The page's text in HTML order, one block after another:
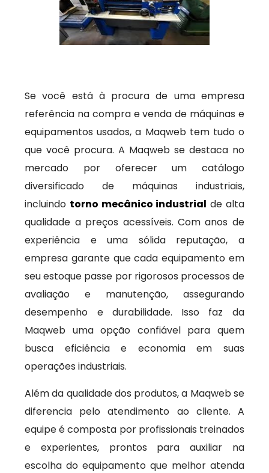
Se você está à procura de uma empresa
referência na compra e venda de máquinas e
equipamentos usados, a Maqweb tem tudo o
que você procura. A Maqweb se destaca no
mercado por oferecer um catálogo
diversificado de máquinas industriais,
incluindo torno mecânico industrial de alta
qualidade a preços acessíveis. Com anos de
experiência e uma sólida reputação, a
empresa garante que cada equipamento em
seu estoque passe por rigorosos processos de
avaliação e manutenção, assegurando
desempenho e durabilidade. Isso faz da
Maqweb uma opção confiável para quem
busca eficiência e economia em suas
operações industriais.
Além da qualidade dos produtos, a Maqweb se
diferencia pelo atendimento ao cliente. A
equipe é composta por profissionais treinados
e experientes, prontos para auxiliar na
escolha do equipamento que melhor atenda